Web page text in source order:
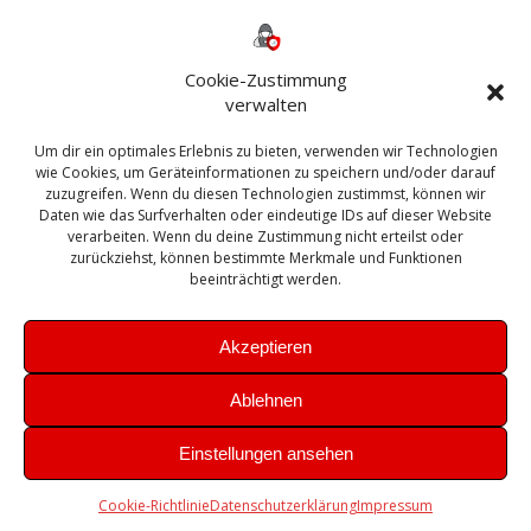
Cookie-Zustimmung
verwalten
Um dir ein optimales Erlebnis zu bieten, verwenden wir Technologien
wie Cookies, um Geräteinformationen zu speichern und/oder darauf
zuzugreifen. Wenn du diesen Technologien zustimmst, können wir
Daten wie das Surfverhalten oder eindeutige IDs auf dieser Website
verarbeiten. Wenn du deine Zustimmung nicht erteilst oder
zurückziehst, können bestimmte Merkmale und Funktionen
beeinträchtigt werden.
Akzeptieren
Ablehnen
Einstellungen ansehen
Cookie-RichtlinieDatenschutzerklärungImpressum
Bautagebuch
Exchange firewall Fritzbox
Microsoft
Sanierung SBS Security Server Sicherheit
Sicherung SIEM Sophos SSL Ubuntu
Update Upgrade UTM VCenter VCSA Veeam
VMWare VPN WAZUH Windows
Zertifikat
Theme